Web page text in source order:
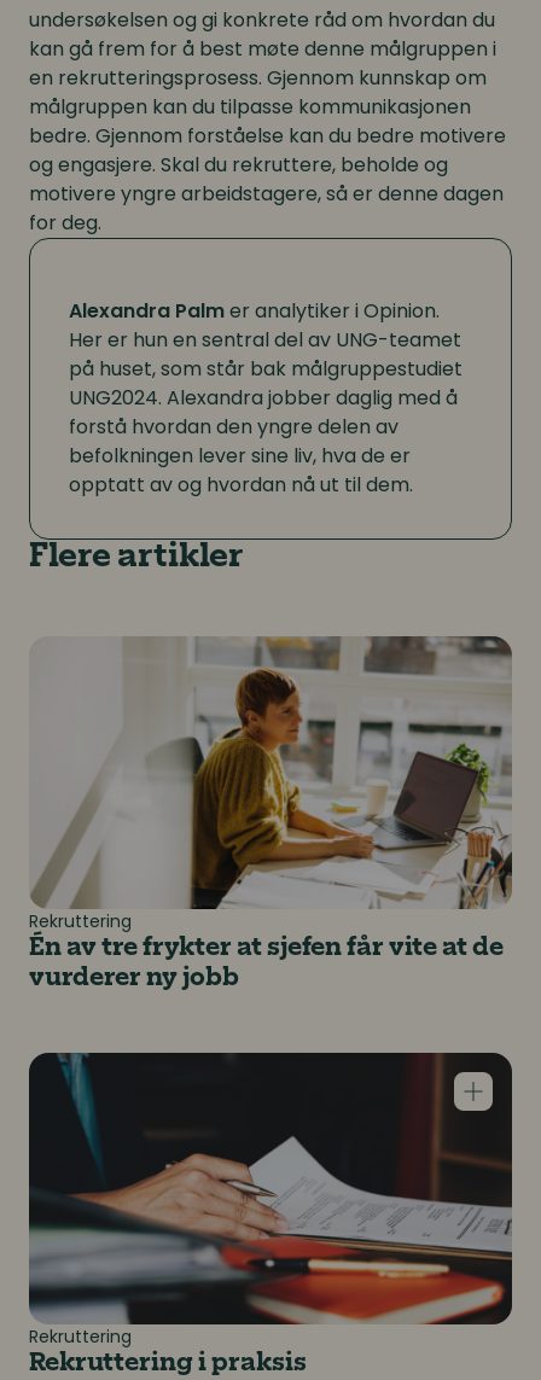
undersøkelsen og gi konkrete råd om hvordan du
kan gå frem for å best møte denne målgruppen i
en rekrutteringsprosess. Gjennom kunnskap om
målgruppen kan du tilpasse kommunikasjonen
bedre. Gjennom forståelse kan du bedre motivere
og engasjere. Skal du rekruttere, beholde og
motivere yngre arbeidstagere, så er denne dagen
for deg.
Alexandra Palmer analytiker i Opinion.
Her er hun en sentral del av UNG-teamet
på huset, som står bak målgruppestudiet
UNG2024. Alexandra jobber daglig med å
forstå hvordan den yngre delen av
befolkningen lever sine liv, hva de er
opptatt av og hvordan nå ut til dem.
Flere artikler
Rekruttering
Én av tre frykter at sjefen får vite at de
vurderer ny jobb
Én av tre frykter at sjefen får vite at de vurderer ny
Rekruttering
Rekruttering i praksis
Rekruttering i praksis